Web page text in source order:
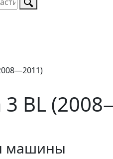
3 BL
машины